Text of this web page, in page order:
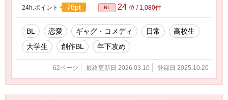
24h.ポイント 78pt BL 24 位 / 1,080件
BL 恋愛 ギャグ・コメディ 日常
高校生
大学生
創作BL 年下攻め
62ページ 最終更新日 2026.03.10 登録日 2025.10.20